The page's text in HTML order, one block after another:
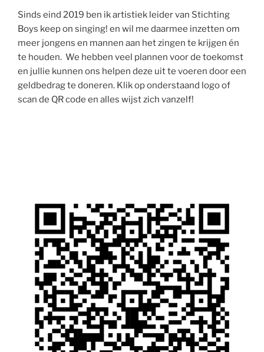
Sinds eind 2019 ben ik artistiek leider van Stichting
Boys keep on singing! en wil me daarmee inzetten om
meer jongens en mannen aan het zingen te krijgen én
te houden. We hebben veel plannen voor de toekomst
en jullie kunnen ons helpen deze uit te voeren door een
geldbedrag te doneren. Klik op onderstaand logo of
scan de QR code en alles wijst zich vanzelf!